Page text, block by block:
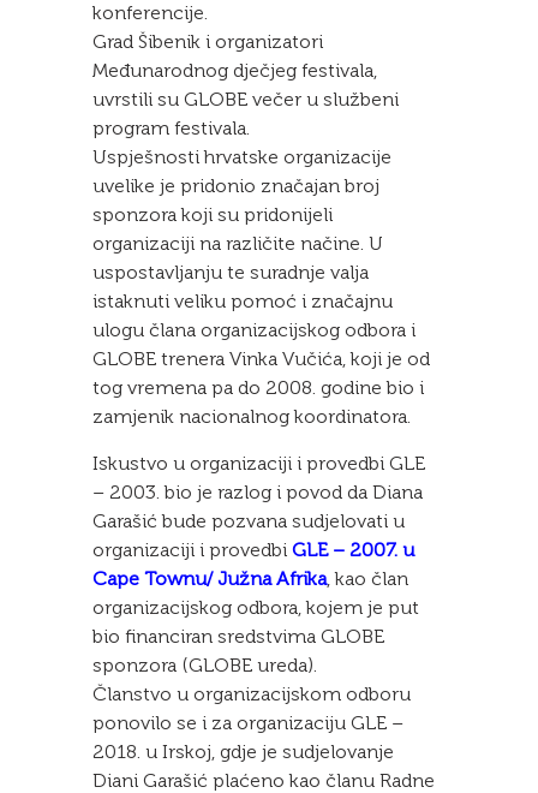
konferencije.
Grad Šibenik i organizatori
Međunarodnog dječjeg festivala,
uvrstili su GLOBE večer u službeni
program festivala.
Uspješnosti hrvatske organizacije
uvelike je pridonio značajan broj
sponzora koji su pridonijeli
organizaciji na različite načine. U
uspostavljanju te suradnje valja
istaknuti veliku pomoć i značajnu
ulogu člana organizacijskog odbora i
GLOBE trenera Vinka Vučića, koji je od
tog vremena pa do 2008. godine bio i
zamjenik nacionalnog koordinatora.
Iskustvo u organizaciji i provedbi GLE
– 2003. bio je razlog i povod da Diana
Garašić bude pozvana sudjelovati u
organizaciji i provedbi GLE – 2007. u
Cape Townu/ Južna Afrika, kao član
organizacijskog odbora, kojem je put
bio financiran sredstvima GLOBE
sponzora (GLOBE ureda).
Članstvo u organizacijskom odboru
ponovilo se i za organizaciju GLE –
2018. u Irskoj, gdje je sudjelovanje
Diani Garašić plaćeno kao članu Radne